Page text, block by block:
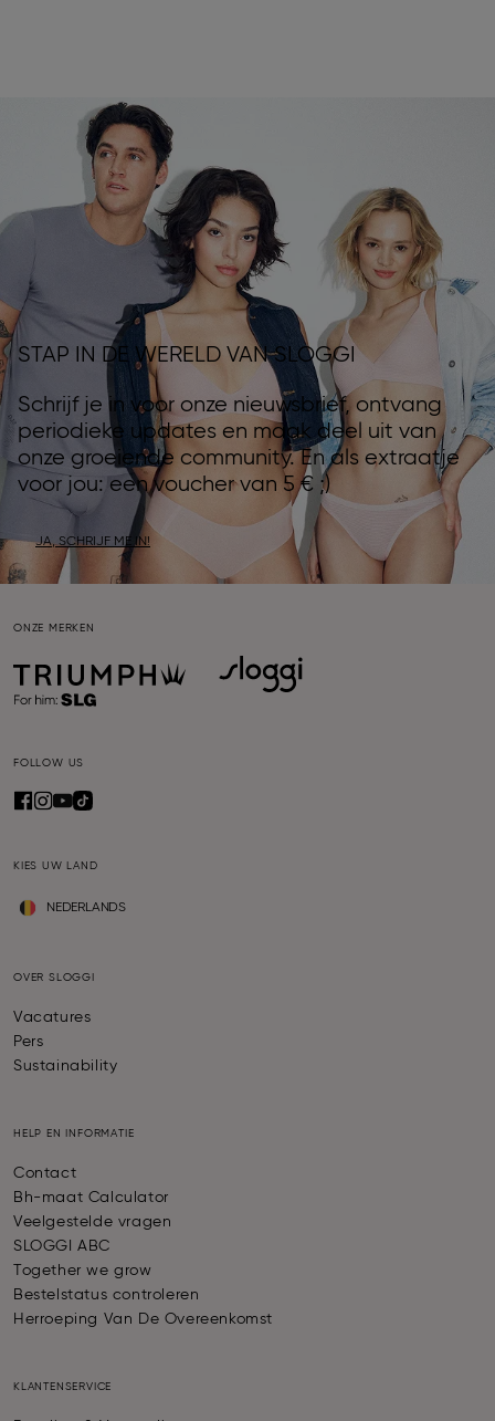
STAP IN DE WERELD VAN SLOGGI
Schrijf je in voor onze nieuwsbrief, ontvang
periodieke updates en maak deel uit van
onze groeiende community. En als extraatje
voor jou: een voucher van 5 € ;)
JA, SCHRIJF ME IN!
ONZE MERKEN
FOLLOW US
KIES UW LAND
NEDERLANDS
OVER SLOGGI
Vacatures
Pers
Sustainability
HELP EN INFORMATIE
Contact
Bh-maat Calculator
Veelgestelde vragen
SLOGGI ABC
Together we grow
Bestelstatus controleren
Herroeping Van De Overeenkomst
KLANTENSERVICE